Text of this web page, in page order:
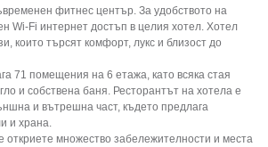
фитнес център. За удобството на
Wi-Fi интернет достъп в целия хотел. Хотел
които търсят комфорт, лукс и близост до
71 помещения на 6 етажа, като всяка стая
и собствена баня. Ресторантът на хотела е
и вътрешна част, където предлага
и храна.
откриете множество забележителности и места